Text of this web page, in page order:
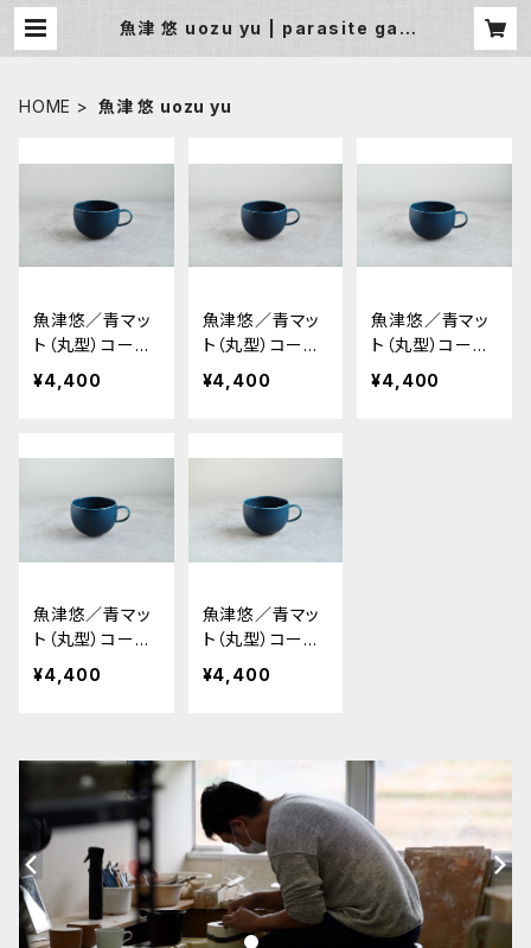
魚津 悠 uozu yu | parasite gall
HOME 魚津 悠 uozu yu
魚津悠／青マッ
ト（丸型）コーヒ
ーカップ 1
¥4,400
魚津悠／青マッ
ト（丸型）コーヒ
ーカップ 2
¥4,400
魚津悠／青マッ
ト（丸型）コーヒ
ーカップ 3
¥4,400
魚津悠／青マッ
ト（丸型）コーヒ
ーカップ 4
¥4,400
魚津悠／青マッ
ト（丸型）コーヒ
ーカップ 5
¥4,400